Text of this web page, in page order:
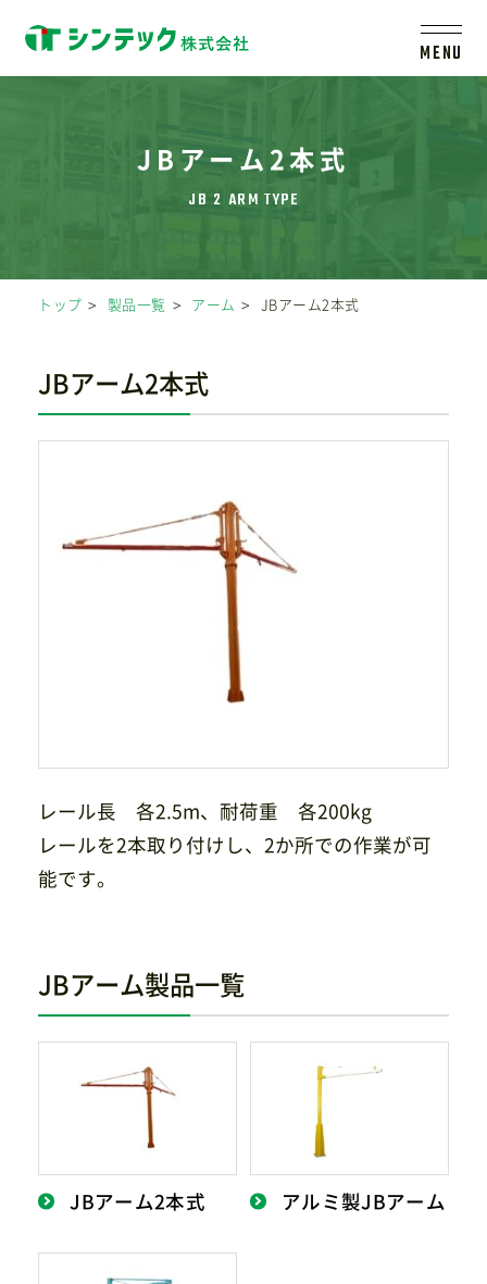
MENU
シンテックについて
新着情報
サイトマップ
プライバシーポリシー
シンテック公式Instagram
JBアーム2本式
トップ 製品一覧 アーム JBアーム2本式
JBアーム2本式
レール長 各2.5m、耐荷重 各200kg
レールを2本取り付けし、2か所での作業が可
能です。
JBアーム製品一覧
JBアーム2本式 アルミ製JBアーム